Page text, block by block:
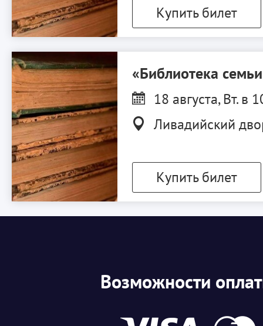
Купить билет
«Библиотека
18 августа, Вт. в
Ливадийский
Купить билет
Возможности